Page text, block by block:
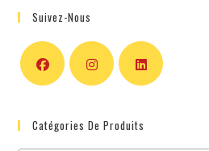
Suivez-Nous
Catégories De Produits